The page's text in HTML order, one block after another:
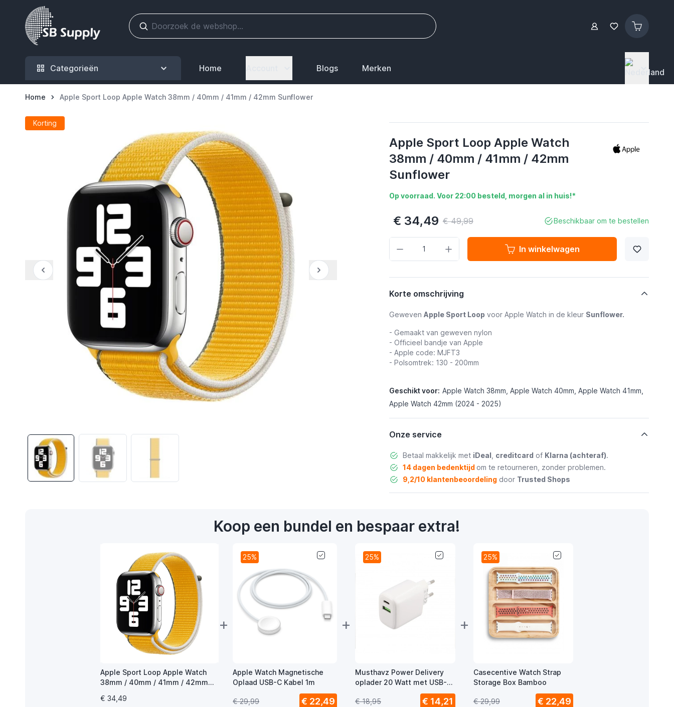
Ga naar de inhoud
Categorieën Home Blogs Merken
Home Apple Sport Loop Apple Watch 38mm / 40mm / 41mm / 42mm Sunflower
Korting
Apple Sport Loop Apple Watch
38mm / 40mm / 41mm / 42mm
Sunflower
Op voorraad. Voor 22:00 besteld, morgen al in huis!*
€ 34,49 € 49,99 Beschikbaar om te bestellen
In winkelwagen
Korte omschrijving
Geweven Apple Sport Loop voor Apple Watch in de kleur Sunflower.
- Gemaakt van geweven nylon
- Officieel bandje van Apple
- Apple code: MJFT3
- Polsomtrek: 130 - 200mm
Geschikt voor: Apple Watch 38mm, Apple Watch 40mm, Apple Watch 41mm,
Apple Watch 42mm (2024 - 2025)
Onze service
Betaal makkelijk met iDeal creditcard of Klarna (achteraf).
14 dagen bedenktijd om te retourneren, zonder problemen.
9,2/10 klantenbeoordelingdoor Trusted Shops
Koop een bundel en bespaar extra!
Apple Sport Loop Apple Watch
38mm / 40mm / 41mm / 42mm
€ 34,49
+
25%
Apple Watch Magnetische
Oplaad USB-C Kabel 1m
€ 29,99 € 22,49
+
25%
Musthavz Power Delivery
oplader 20 Watt met USB-A
en USB-C poort wit
€ 18,95
€ 14,21
+
25%
Casecentive Watch Strap
Storage Box Bamboo
€ 29,99 € 22,49